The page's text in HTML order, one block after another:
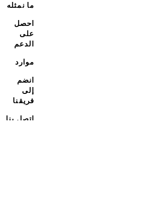
ما نمثله
احصل
على
الدعم
موارد
انضم
إلى
فريقنا
اتصل بنا